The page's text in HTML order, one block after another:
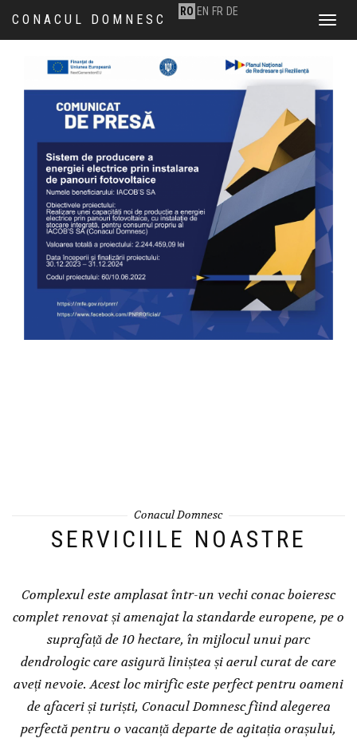
Toggle
CONACUL DOMNESC
RO EN FR DE
Conacul Domnesc
SERVICIILE NOASTRE
Complexul este amplasat într-un vechi conac boieresc
complet renovat și amenajat la standarde europene, pe o
suprafață de 10 hectare, în mijlocul unui parc
dendrologic care asigură liniștea și aerul curat de care
aveți nevoie. Acest loc mirific este perfect pentru oameni
de afaceri și turiști, Conacul Domnesc fiind alegerea
perfectă pentru o vacanță departe de agitația orașului,